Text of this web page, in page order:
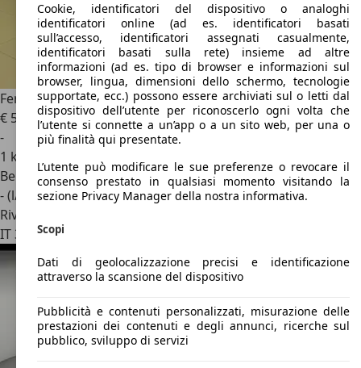
Ferrari 12 Cilindri12Cilindri 6.5 V12 dct
€ 575.000
-
1 km
Benzina
- (l/100 km)
Rivenditore
IT 36040Torri Di Quartesolo
Cookie, identificatori del dispositivo o analoghi
identificatori online (ad es. identificatori basati
sull’accesso, identificatori assegnati casualmente,
identificatori basati sulla rete) insieme ad altre
informazioni (ad es. tipo di browser e informazioni sul
browser, lingua, dimensioni dello schermo, tecnologie
supportate, ecc.) possono essere archiviati sul o letti dal
dispositivo dell’utente per riconoscerlo ogni volta che
l’utente si connette a un’app o a un sito web, per una o
più finalità qui presentate.
L’utente può modificare le sue preferenze o revocare il
consenso prestato in qualsiasi momento visitando la
sezione Privacy Manager della nostra informativa.
Scopi
Dati di geolocalizzazione precisi e identificazione
attraverso la scansione del dispositivo
Pubblicità e contenuti personalizzati, misurazione delle
prestazioni dei contenuti e degli annunci, ricerche sul
pubblico, sviluppo di servizi